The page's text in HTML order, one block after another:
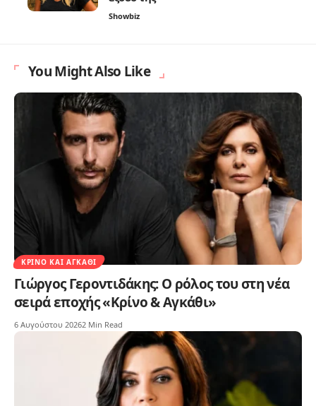
Showbiz
You Might Also Like
ΚΡΊΝΟ ΚΑΙ ΑΓΚΆΘΙ
Γιώργος Γεροντιδάκης: Ο ρόλος του στη νέα
σειρά εποχής «Κρίνο & Αγκάθι»
6 Αυγούστου 20262 Min Read